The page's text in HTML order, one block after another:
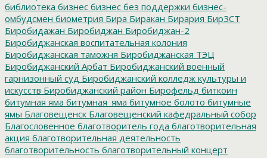
библиотека бизнес бизнес без поддержки бизнес-
омбудсмен биометрия Бира Биракан Бирария БирЗСТ
Биробидажан Биробиджан Биробиджан-2
Биробиджанская воспитательная колония
Биробиджанская таможня Биробиджанская ТЭЦ
Биробиджанский Арбат Биробиджанский военный
гарнизонный суд Биробиджанский колледж культуры и
искусств Биробиджанский район Бирофельд биткоин
битумная яма битумная_яма битумное болото битумные
ямы Благовещенск Благовещенский кафедральный собор
Благословенное благотворитель года благотворительная
акция благотворительная деятельность
благотворительность благотворительный концерт